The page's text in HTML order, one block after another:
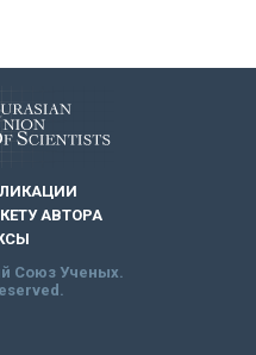
АВТОРА
Союз Ученых.